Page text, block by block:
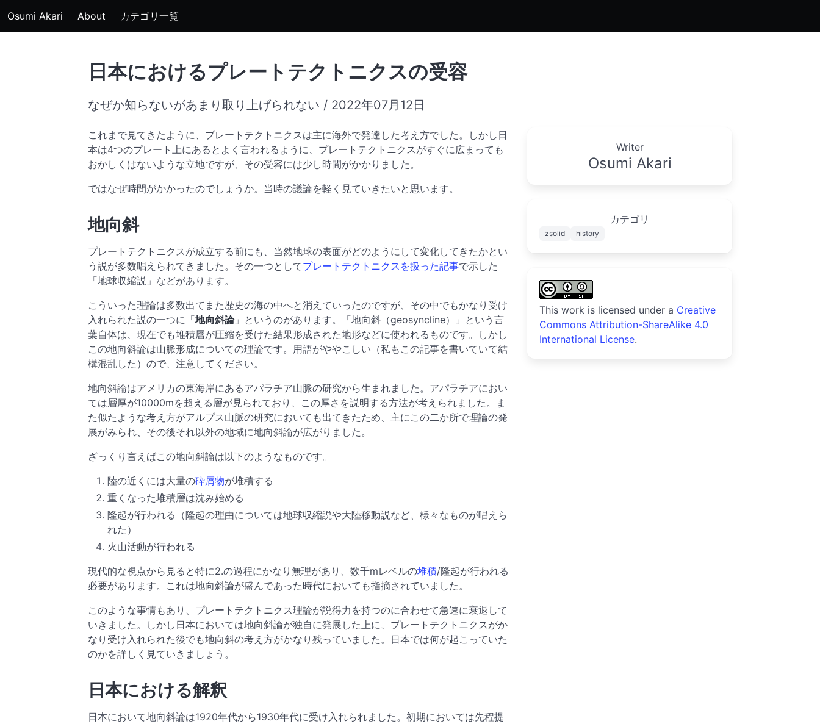
Osumi Akari About カテゴリ一覧
日本におけるプレートテクトニクスの受容
なぜか知らないがあまり取り上げられない / 2022年07月12日
これまで見てきたように、プレートテクトニクスは主に海外で発達した考え方でした。しかし日
本は4つのプレート上にあるとよく言われるように、プレートテクトニクスがすぐに広まっても
おかしくはないような立地ですが、その受容には少し時間がかかりました。
ではなぜ時間がかかったのでしょうか。当時の議論を軽く見ていきたいと思います。
地向斜
プレートテクトニクスが成立する前にも、当然地球の表面がどのようにして変化してきたかとい
う説が多数唱えられてきました。その一つとしてプレートテクトニクスを扱った記事で示した
「地球収縮説」などがあります。
こういった理論は多数出てまた歴史の海の中へと消えていったのですが、その中でもかなり受け
入れられた説の一つに「地向斜論」というのがあります。「地向斜（geosyncline）」という言
葉自体は、現在でも堆積層が圧縮を受けた結果形成された地形などに使われるものです。しかし
この地向斜論は山脈形成についての理論です。用語がややこしい（私もこの記事を書いていて結
構混乱した）ので、注意してください。
地向斜論はアメリカの東海岸にあるアパラチア山脈の研究から生まれました。アパラチアにおい
ては層厚が10000mを超える層が見られており、この厚さを説明する方法が考えられました。ま
た似たような考え方がアルプス山脈の研究においても出てきたため、主にこの二か所で理論の発
展がみられ、その後それ以外の地域に地向斜論が広がりました。
ざっくり言えばこの地向斜論は以下のようなものです。
陸の近くには大量の砕屑物が堆積する
重くなった堆積層は沈み始める
隆起が行われる（隆起の理由については地球収縮説や大陸移動説など、様々なものが唱えら
れた）
火山活動が行われる
現代的な視点から見ると特に2.の過程にかなり無理があり、数千mレベルの堆積/隆起が行われる
必要があります。これは地向斜論が盛んであった時代においても指摘されていました。
このような事情もあり、プレートテクトニクス理論が説得力を持つのに合わせて急速に衰退して
いきました。しかし日本においては地向斜論が独自に発展した上に、プレートテクトニクスがか
なり受け入れられた後でも地向斜の考え方がかなり残っていました。日本では何が起こっていた
のかを詳しく見ていきましょう。
日本における解釈
日本において地向斜論は1920年代から1930年代に受け入れられました。初期においては先程提
Writer
Osumi Akari
カテゴリ
zsolid history
This work is licensed under a Creative
Commons Attribution-ShareAlike 4.0
International License.